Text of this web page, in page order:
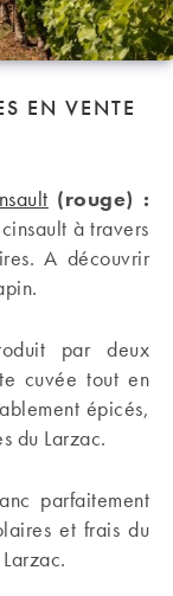
EN VENTE
(rouge) :
à travers
A découvrir
par deux
cuvée tout en
épicés,
du Larzac.
parfaitement
et frais du